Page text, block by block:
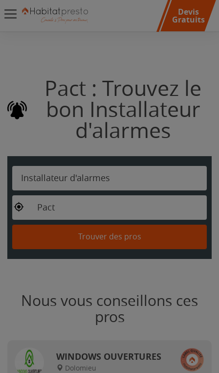
Devis
Gratuits
Pact : Trouvez le
bon Installateur
d'alarmes
Installateur d'alarmes
Pact
Trouver des pros
Nous vous conseillons ces
pros
WINDOWS OUVERTURES
Dolomieu